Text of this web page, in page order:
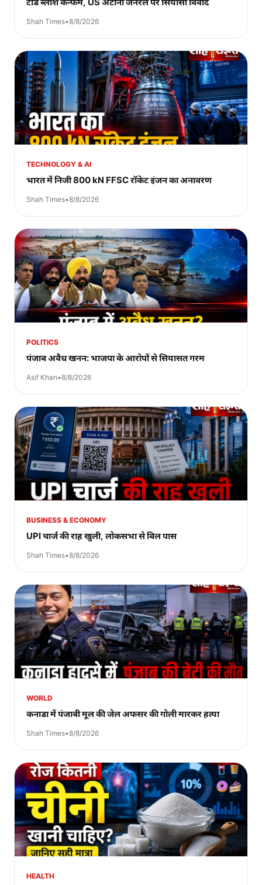
Shah Times•8/8/2026
TECHNOLOGY & AI
भारत में निजी 800 kN FFSC रॉकेट इंजन का अनावरण
Shah Times•8/8/2026
POLITICS
पंजाब अवैध खनन: भाजपा के आरोपों से सियासत गरम
Asif Khan•8/8/2026
BUSINESS & ECONOMY
UPI चार्ज की राह खुली, लोकसभा से बिल पास
Shah Times•8/8/2026
WORLD
कनाडा में पंजाबी मूल की जेल अफसर की गोली मारकर हत्या
Shah Times•8/8/2026
HEALTH